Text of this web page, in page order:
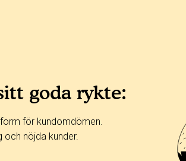
goda rykte:
för kundomdömen.
nöjda kunder.